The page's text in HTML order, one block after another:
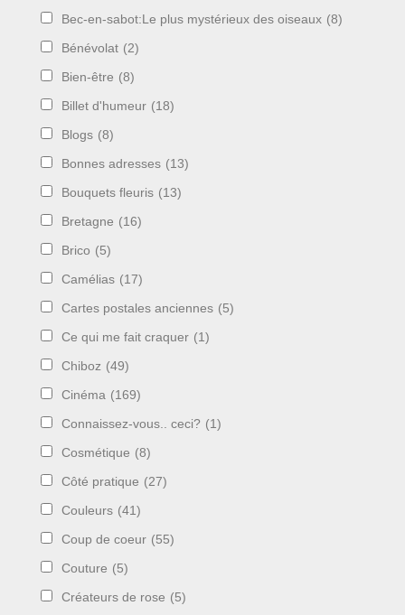
Bec-en-sabot:Le plus mystérieux des oiseaux (8)
Bénévolat (2)
Bien-être (8)
Billet d'humeur (18)
Blogs (8)
Bonnes adresses (13)
Bouquets fleuris (13)
Bretagne (16)
Brico (5)
Camélias (17)
Cartes postales anciennes (5)
Ce qui me fait craquer (1)
Chiboz (49)
Cinéma (169)
Connaissez-vous.. ceci? (1)
Cosmétique (8)
Côté pratique (27)
Couleurs (41)
Coup de coeur (55)
Couture (5)
Créateurs de rose (5)